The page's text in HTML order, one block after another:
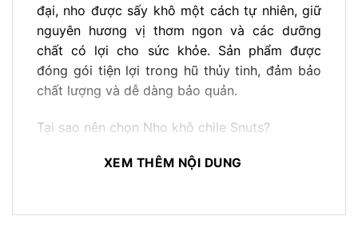
đại, nho được sấy khô một cách tự nhiên, giữ
nguyên hương vị thơm ngon và các dưỡng
chất có lợi cho sức khỏe. Sản phẩm được
đóng gói tiện lợi trong hũ thủy tinh, đảm bảo
chất lượng và dễ dàng bảo quản.
Tại sao nên chọn Nho khô chile Snuts?
Nguyên liệu tự nhiên, chất lượng cao:
Úc được biết đến với hương vị ngọt ngào,
dụng những trái nho tươi ngon nhất, đảm
XEM THÊM NỘI DUNG